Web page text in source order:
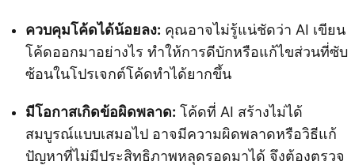
ควบคุมโค้ดได้น้อยลง: คุณอาจไม่รู้แน่ชัดว่า AI เขียน
โค้ดออกมาอย่างไร ทำให้การดีบักหรือแก้ไขส่วนที่ซับ
ซ้อนในโปรเจกต์โค้ดทำได้ยากขึ้น
มีโอกาสเกิดข้อผิดพลาด: โค้ดที่ AI สร้างไม่ได้
สมบูรณ์แบบเสมอไป อาจมีความผิดพลาดหรือวิธีแก้
ปัญหาที่ไม่มีประสิทธิภาพหลุดรอดมาได้ จึงต้องตรวจ